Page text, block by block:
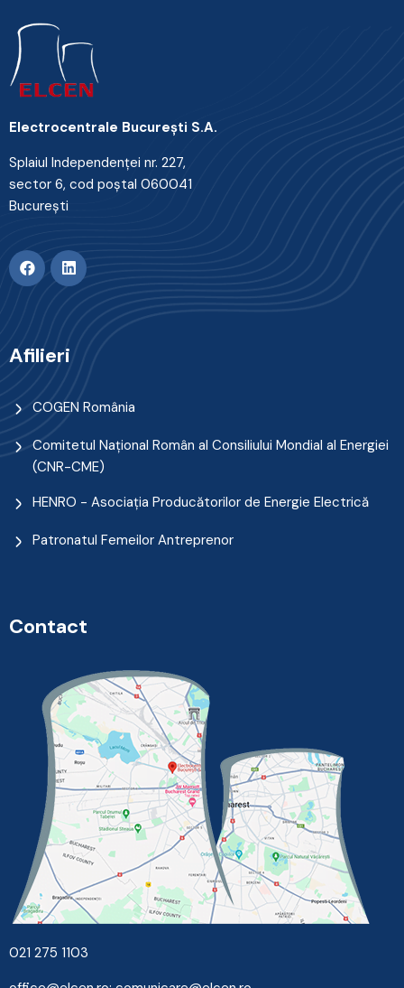
Electrocentrale Bucureşti S.A.
Splaiul Independenţei nr. 227,
sector 6, cod poştal 060041
Bucureşti
Afilieri
COGEN România
Comitetul Naţional Român al Consiliului Mondial al Energiei
(CNR-CME)
HENRO - Asociația Producătorilor de Energie Electrică
Patronatul Femeilor Antreprenor
Contact
021 275 1103